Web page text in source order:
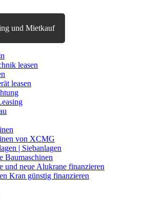
und Mietkauf
leasen
leasen
von XCMG
| Siebanlagen
Baumaschinen
und neue Alukrane finanzieren
Kran günstig finanzieren